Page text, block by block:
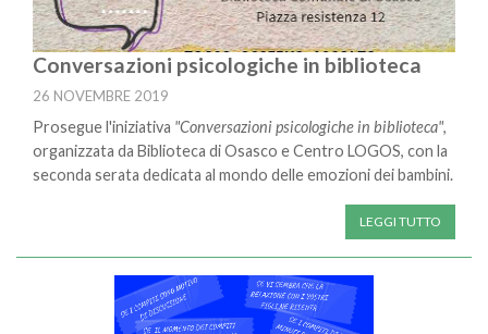
Conversazioni psicologiche in biblioteca
26 NOVEMBRE 2019
Prosegue l'iniziativa "Conversazioni psicologiche in biblioteca",
organizzata da Biblioteca di Osasco e Centro LOGOS, con la
seconda serata dedicata al mondo delle emozioni dei bambini.
LEGGI TUTTO